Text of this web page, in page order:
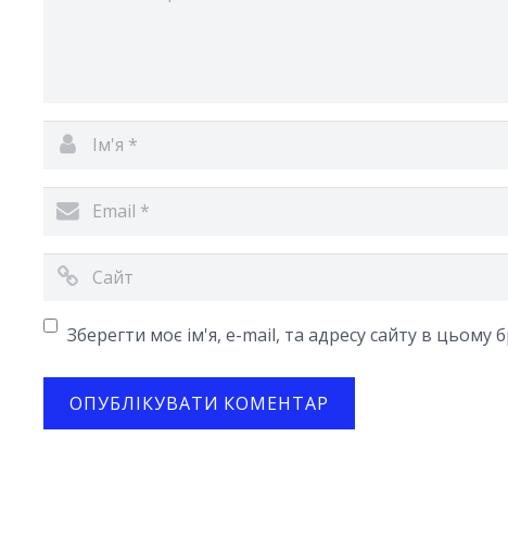
Зберегти моє ім'я, e-mail, та адресу сайту в цьому